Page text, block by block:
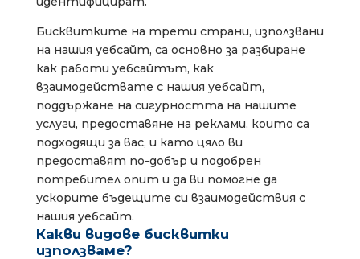
Бисквитките на трети страни, използвани
на нашия уебсайт, са основно за разбиране
как работи уебсайтът, как
взаимодействате с нашия уебсайт,
поддържане на сигурността на нашите
услуги, предоставяне на реклами, които са
подходящи за вас, и като цяло ви
предоставят по-добър и подобрен
потребител опит и да ви помогне да
ускорите бъдещите си взаимодействия с
нашия уебсайт.
Какви видове бисквитки
използваме?